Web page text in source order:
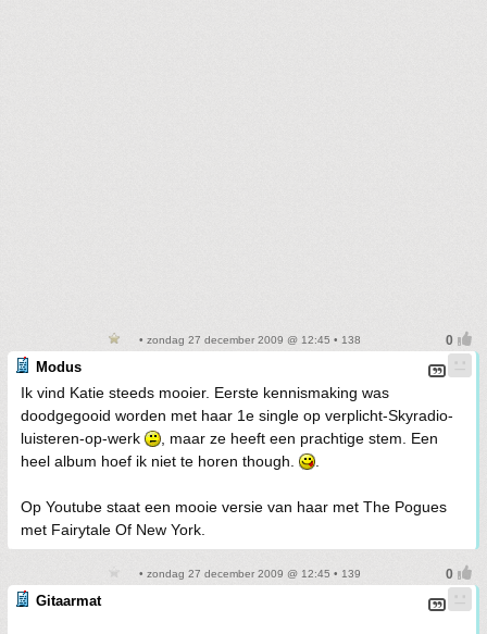
• zondag 27 december 2009 @ 12:45 • 138
Modus
Ik vind Katie steeds mooier. Eerste kennismaking was
doodgegooid worden met haar 1e single op verplicht-Skyradio-
luisteren-op-werk
, maar ze heeft een prachtige stem. Een
heel album hoef ik niet te horen though.
Op Youtube staat een mooie versie van haar met The Pogues
met Fairytale Of New York.
• zondag 27 december 2009 @ 12:45 • 139
Gitaarmat